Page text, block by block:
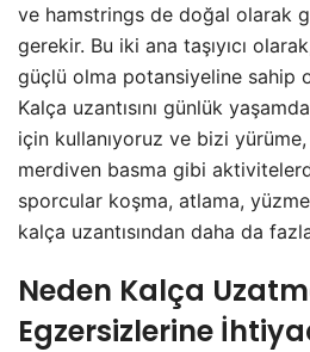
ve hamstrings de doğal olarak
gerekir. Bu iki ana taşıyıcı
güçlü olma potansiyeline sahip
Kalça uzantısını günlük
için kullanıyoruz ve bizi
merdiven basma gibi
sporcular koşma, atlama,
kalça uzantısından daha da
Neden Kalça
Egzersizlerine